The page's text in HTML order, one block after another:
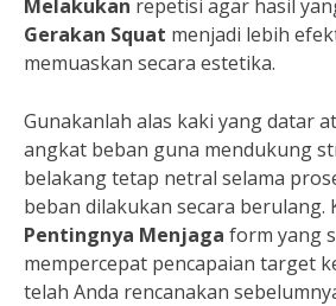
Melakukan repetisi agar hasil
Gerakan Squat menjadi lebih
memuaskan secara estetika.
Gunakanlah alas kaki yang datar
angkat beban guna mendukung
belakang tetap netral selama
beban dilakukan secara berulang.
Pentingnya Menjaga form yang
mempercepat pencapaian target
telah Anda rencanakan